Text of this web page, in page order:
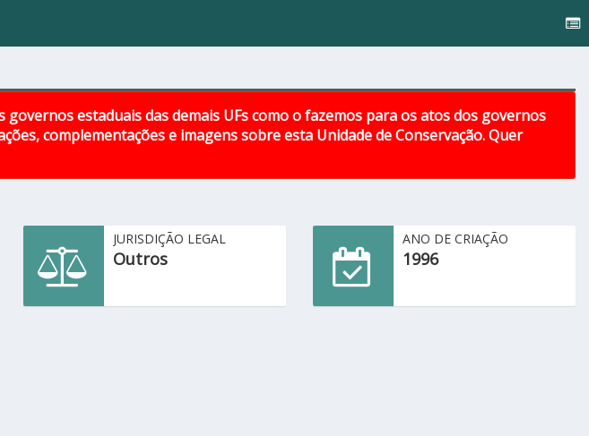
estaduais das demais UFs como o fazemos para os atos dos governos
complementações e imagens sobre esta Unidade de Conservação. Quer
JURISDIÇÃO LEGAL
Outros
ANO DE CRIAÇÃO
1996